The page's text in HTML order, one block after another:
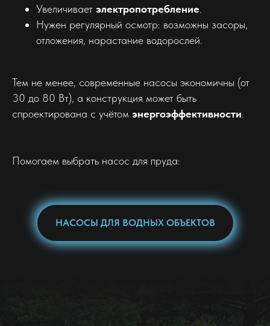
Увеличивает электропотребление
Нужен регулярный осмотр: возможны засоры,
отложения, нарастание водорослей.
Тем не менее, современные насосы экономичны (от
30 до 80 Вт), а конструкция может быть
спроектирована с учётом энергоэффективности
Помогаем выбрать насос для пруда:
НАСОСЫ ДЛЯ ВОДНЫХ ОБЪЕКТОВ